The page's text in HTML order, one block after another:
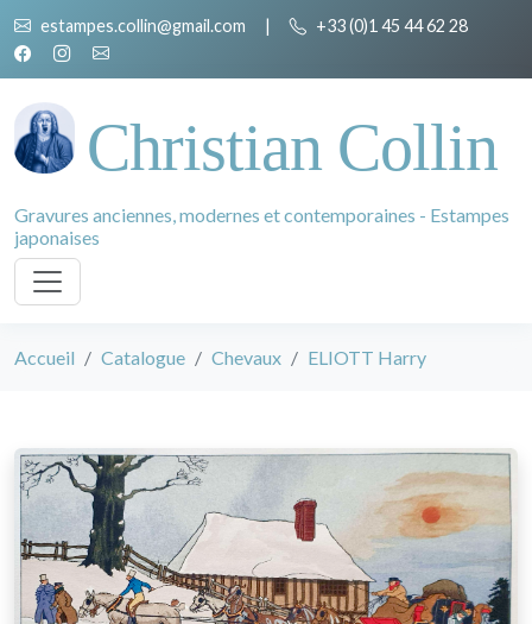
estampes.collin@gmail.com | +33 (0)1 45 44 62 28
Christian Collin
Gravures anciennes, modernes et contemporaines - Estampes
japonaises
Accueil Catalogue Chevaux ELIOTT Harry